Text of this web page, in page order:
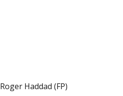
Roger Haddad (FP)